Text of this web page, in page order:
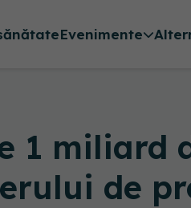
Evenimente
1 miliard
de